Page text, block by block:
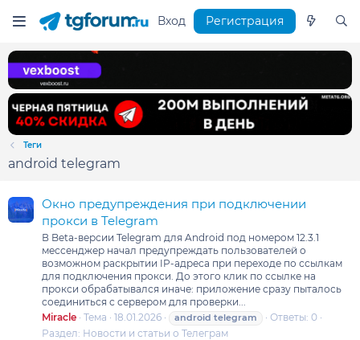
Вход Регистрация
Теги
android telegram
Окно предупреждения при подключении
прокси в Telegram
В Beta-версии Telegram для Android под номером 12.3.1
мессенджер начал предупреждать пользователей о
возможном раскрытии IP-адреса при переходе по ссылкам
для подключения прокси. До этого клик по ссылке на
прокси обрабатывался иначе: приложение сразу пыталось
соединиться с сервером для проверки...
Miracle Тема 18.01.2026 android telegram
Ответы: 0
Раздел: Новости и статьи о Телеграм